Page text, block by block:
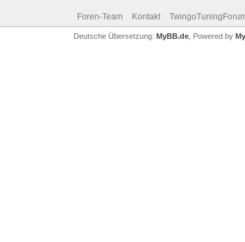
Foren-Team Kontakt
Deutsche Übersetzung: MyBB.de, Powered by